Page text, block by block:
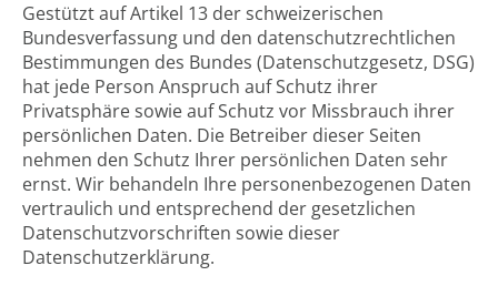
Gestützt auf Artikel 13 der schweizerischen
Bundesverfassung und den datenschutzrechtlichen
Bestimmungen des Bundes (Datenschutzgesetz, DSG)
hat jede Person Anspruch auf Schutz ihrer
Privatsphäre sowie auf Schutz vor Missbrauch ihrer
persönlichen Daten. Die Betreiber dieser Seiten
nehmen den Schutz Ihrer persönlichen Daten sehr
ernst. Wir behandeln Ihre personenbezogenen Daten
vertraulich und entsprechend der gesetzlichen
Datenschutzvorschriften sowie dieser
Datenschutzerklärung.